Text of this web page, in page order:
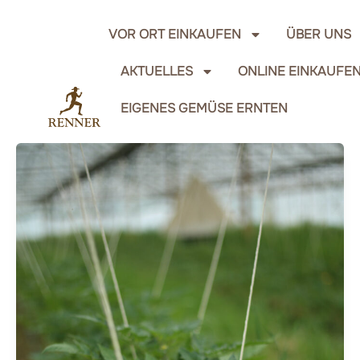
VOR ORT EINKAUFEN ÜBER UNS
AKTUELLES ONLINE EINKAUFEN
EIGENES GEMÜSE ERNTEN